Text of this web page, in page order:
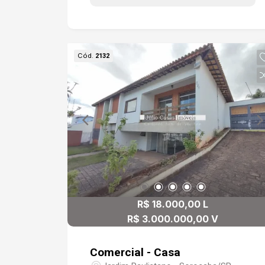
Cód. 2132
R$ 18.000,00 L
R$ 3.000.000,00 V
Comercial - Casa